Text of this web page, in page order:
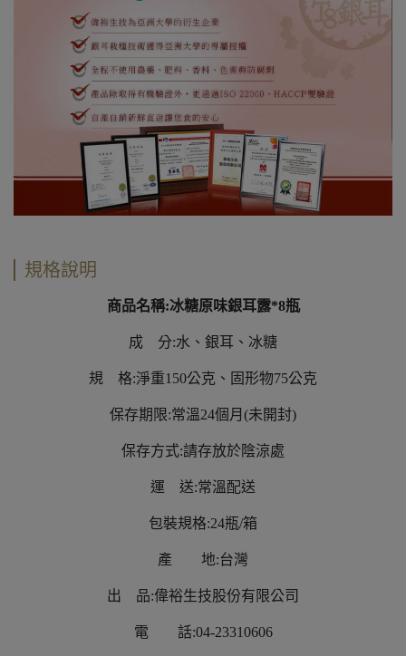
規格說明
商品名稱:冰糖原味銀耳露*8瓶
成 分:水、銀耳、冰糖
規 格:淨重150公克、固形物75公克
保存期限:常溫24個月(未開封)
保存方式:請存放於陰涼處
運 送:常溫配送
包裝規格:24瓶/箱
產 地:台灣
出 品:偉裕生技股份有限公司
電 話:04-23310606